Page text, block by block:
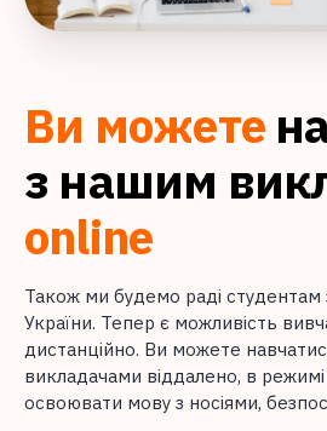
Ви можете
з нашим
online
Також ми будемо раді студентам з
України. Тепер є можливість
дистанційно. Ви можете
викладачами віддалено, в
освоювати мову з носіями,